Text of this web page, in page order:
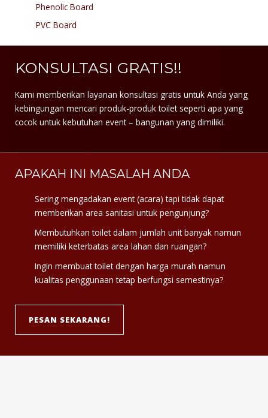
Phenolic Board
PVC Board
KONSULTASI GRATIS!!
Kami memberikan layanan konsultasi gratis untuk Anda yang
kebingungan mencari produk-produk toilet seperti apa yang
cocok untuk kebutuhan event – bangunan yang dimiliki.
APAKAH INI MASALAH ANDA
Sering mengadakan event (acara) tapi tidak dapat
memberikan area sanitasi untuk pengunjung?
Membutuhkan toilet dalam jumlah unit banyak namun
memiliki keterbatas area lahan dan ruangan?
Ingin membuat toilet dengan harga murah namun
kualitas penggunaan tetap berfungsi semestinya?
PESAN SEKARANG!